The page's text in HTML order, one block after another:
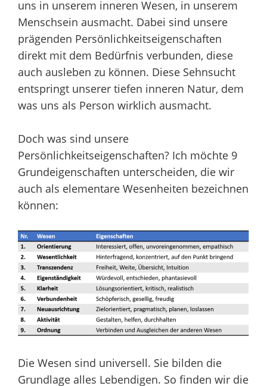
uns in unserem inneren Wesen, in unserem
Menschsein ausmacht. Dabei sind unsere
prägenden Persönlichkeitseigenschaften
direkt mit dem Bedürfnis verbunden, diese
auch ausleben zu können. Diese Sehnsucht
entspringt unserer tiefen inneren Natur, dem
was uns als Person wirklich ausmacht.
Doch was sind unsere
Persönlichkeitseigenschaften? Ich möchte 9
Grundeigenschaften unterscheiden, die wir
auch als elementare Wesenheiten bezeichnen
können:
Die Wesen sind universell. Sie bilden die
Grundlage alles Lebendigen. So finden wir die